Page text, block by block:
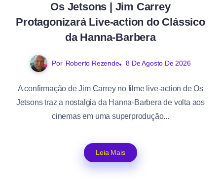
Os Jetsons | Jim Carrey
Protagonizará Live-action do Clássico
da Hanna-Barbera
Por Roberto Rezende 8 De Agosto De 2026
A confirmação de Jim Carrey no filme live-action de Os
Jetsons traz a nostalgia da Hanna-Barbera de volta aos
cinemas em uma superprodução...
Leia Mais